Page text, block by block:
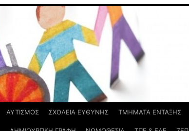
ΑΥΤΙΣΜΟΣ ΣΧΟΛΕΙΑ ΕΥΘΥΝΗΣ ΤΜΗΜΑΤΑ ΕΝΤΑΞΗΣ